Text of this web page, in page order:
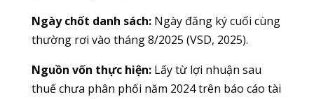
Ngày chốt danh sách:Ngày đăng ký cuối cùng
thường rơi vào tháng 8/2025 (VSD, 2025).
Nguồn vốn thực hiện:Lấy từ lợi nhuận sau
thuế chưa phân phối năm 2024 trên báo cáo tài